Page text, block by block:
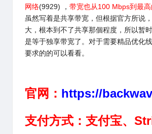
网络(9929) ， 带宽也从100 Mbps到最
虽然写着是共享带宽，但根据官方所说
大，根本到不了共享那個程度，所以暂
是等于独享带宽了。 对于需要精品优化
要求的的可以看看。
官网： https://
支付方式：支付宝、